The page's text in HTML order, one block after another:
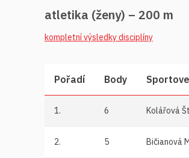
atletika (ženy) – 200 m
kompletní výsledky disciplíny
Pořadí Body
1. 6 Kolářová
2. 5 Bičianová